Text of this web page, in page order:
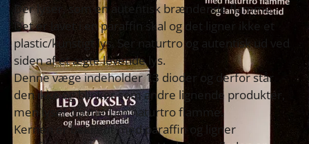
Der lyser, som en autentisk brændende flamme.
Det er lavet i en paraffin skal og det ligner ikke et
plastic/kunstigt lys. Ser naturtro og autentisk ud ved
siden af et ægte levende lys.
Denne væge indeholder 13 dioder og derfor står
den ikke og blinker som andre lignende produkter,
men lyser op med en naturtro flamme.
Kernen er beklædt med paraffin og ligner